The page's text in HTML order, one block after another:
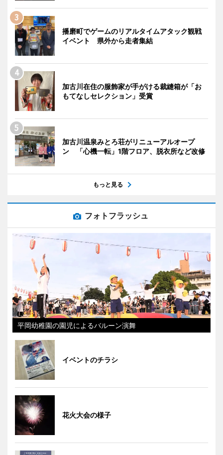
播磨町でゲームのリアルタイムアタック観戦
イベント 県外から走者集結
加古川在住の服飾家が手がける裁縫箱が「お
もてなしセレクション」受賞
加古川温泉みとろ荘がリニューアルオープ
ン 「心機一転」1階フロア、脱衣所など改修
もっと見る
フォトフラッシュ
平岡幼稚園の園児によるバルーン演舞
イベントのチラシ
花火大会の様子